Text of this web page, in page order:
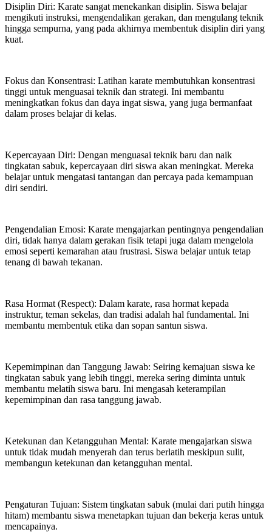
Disiplin Diri: Karate sangat menekankan disiplin. Siswa belajar
mengikuti instruksi, mengendalikan gerakan, dan mengulang teknik
hingga sempurna, yang pada akhirnya membentuk disiplin diri yang
kuat.
Fokus dan Konsentrasi: Latihan karate membutuhkan konsentrasi
tinggi untuk menguasai teknik dan strategi. Ini membantu
meningkatkan fokus dan daya ingat siswa, yang juga bermanfaat
dalam proses belajar di kelas.
Kepercayaan Diri: Dengan menguasai teknik baru dan naik
tingkatan sabuk, kepercayaan diri siswa akan meningkat. Mereka
belajar untuk mengatasi tantangan dan percaya pada kemampuan
diri sendiri.
Pengendalian Emosi: Karate mengajarkan pentingnya pengendalian
diri, tidak hanya dalam gerakan fisik tetapi juga dalam mengelola
emosi seperti kemarahan atau frustrasi. Siswa belajar untuk tetap
tenang di bawah tekanan.
Rasa Hormat (Respect): Dalam karate, rasa hormat kepada
instruktur, teman sekelas, dan tradisi adalah hal fundamental. Ini
membantu membentuk etika dan sopan santun siswa.
Kepemimpinan dan Tanggung Jawab: Seiring kemajuan siswa ke
tingkatan sabuk yang lebih tinggi, mereka sering diminta untuk
membantu melatih siswa baru. Ini mengasah keterampilan
kepemimpinan dan rasa tanggung jawab.
Ketekunan dan Ketangguhan Mental: Karate mengajarkan siswa
untuk tidak mudah menyerah dan terus berlatih meskipun sulit,
membangun ketekunan dan ketangguhan mental.
Pengaturan Tujuan: Sistem tingkatan sabuk (mulai dari putih hingga
hitam) membantu siswa menetapkan tujuan dan bekerja keras untuk
mencapainya.